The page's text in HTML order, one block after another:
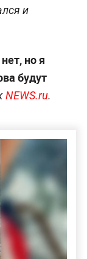
и
но я
будут
NEWS.ru.